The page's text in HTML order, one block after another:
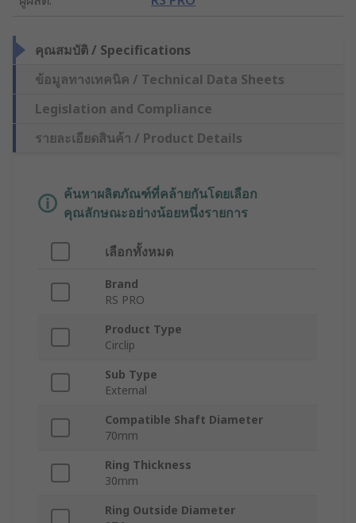
คุณสมบัติ / Specifications
ข้อมูลทางเทคนิค / Technical Data Sheets
Legislation and Compliance
รายละเอียดสินค้า / Product Details
ค้นหาผลิตภัณฑ์ที่คล้ายกันโดยเลือก
คุณลักษณะอย่างน้อยหนึ่งรายการ
เลือกทั้งหมด
Brand
RS PRO
Product Type
Circlip
Sub Type
External
Compatible Shaft Diameter
70mm
Ring Thickness
30mm
Ring Outside Diameter